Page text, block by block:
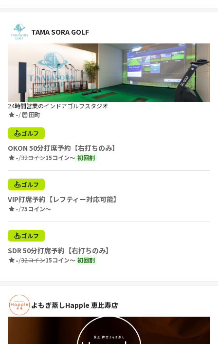
TAMA SORA GOLF
24時間営業のインドアゴルフスタジオ
-/ 田町
ゴルフ
OKON 50分打席予約【右打ちのみ】
-/32コイン15コイン〜 初回割
ゴルフ
VIP打席予約【レフティー対応可能】
-/75コイン〜
ゴルフ
SDR 50分打席予約【右打ちのみ】
-/32コイン15コイン〜 初回割
よもぎ蒸しHapple 恵比寿店